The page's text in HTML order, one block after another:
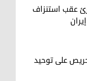
عقب استنزاف
على توحيد